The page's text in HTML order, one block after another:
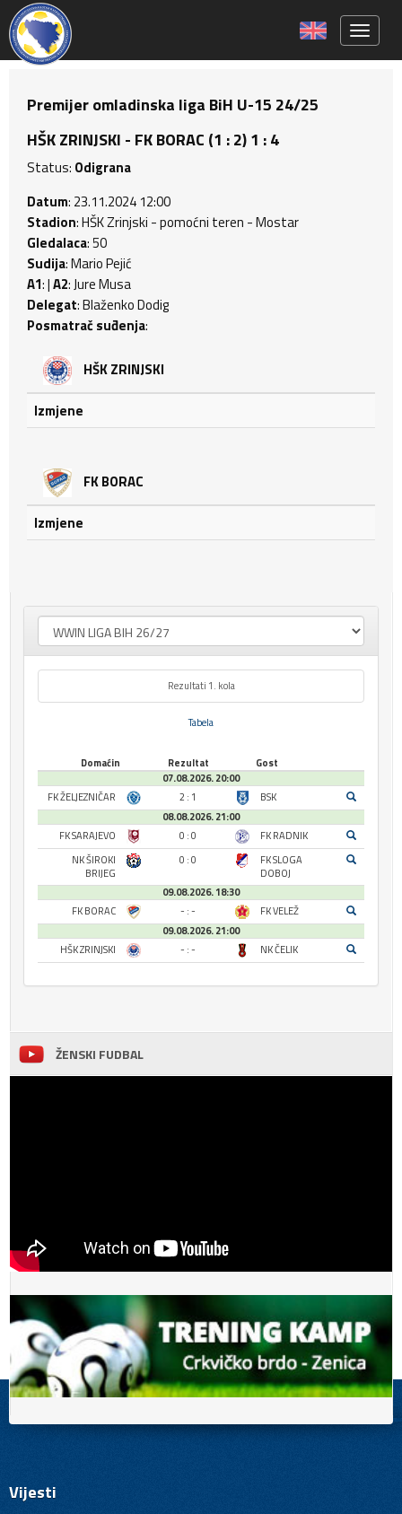
Premijer omladinska liga BiH U-15 24/25
HŠK ZRINJSKI - FK BORAC (1 : 2) 1 : 4
Status: Odigrana
Datum: 23.11.2024 12:00
Stadion: HŠK Zrinjski - pomoćni teren - Mostar
Gledalaca: 50
Sudija: Mario Pejić
A1: |A2: Jure Musa
Delegat: Blaženko Dodig
Posmatrač suđenja:
HŠK ZRINJSKI
Izmjene
FK BORAC
Izmjene
Rezultati 1. kola
Tabela
Domaćin Rezultat
Gost
07.08.2026. 20:00
FK ŽELJEZNIČAR
2 : 1
BSK
08.08.2026. 21:00
FK SARAJEVO
0 : 0
FK RADNIK
NK ŠIROKI
BRIJEG
0 : 0
FK SLOGA
DOBOJ
09.08.2026. 18:30
FK BORAC
- : -
FK VELEŽ
09.08.2026. 21:00
HŠK ZRINJSKI
- : - NK ČELIK
ŽENSKI FUDBAL
Vijesti